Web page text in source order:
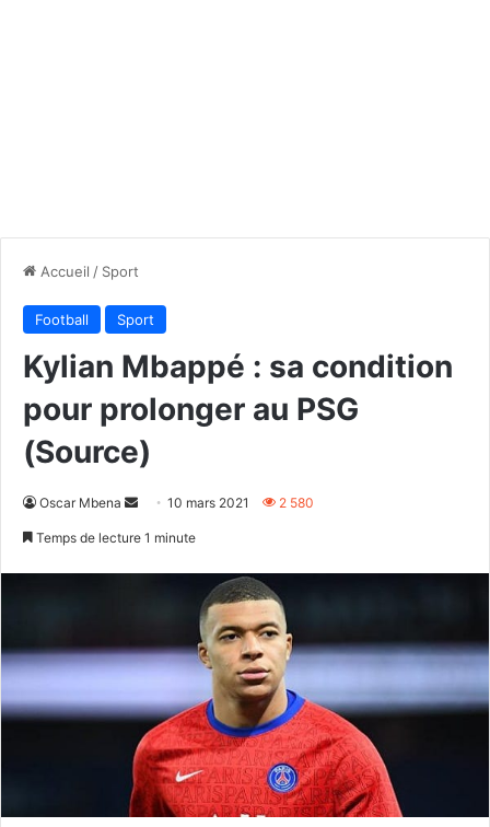
Accueil / Sport
Football Sport
Kylian Mbappé : sa condition
pour prolonger au PSG
(Source)
Oscar Mbena
Envoyer10 mars 2021 2 580
Temps de lecture 1 minute